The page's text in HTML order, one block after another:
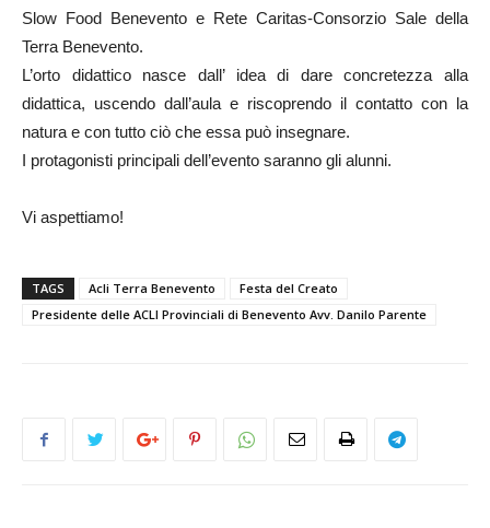
Slow Food Benevento e Rete Caritas-Consorzio Sale della
Terra Benevento.
L’orto didattico nasce dall’ idea di dare concretezza alla
didattica, uscendo dall’aula e riscoprendo il contatto con la
natura e con tutto ciò che essa può insegnare.
I protagonisti principali dell’evento saranno gli alunni.
Vi aspettiamo!
TAGS Acli Terra Benevento
Festa del Creato
Presidente delle ACLI Provinciali di Benevento Avv. Danilo Parente